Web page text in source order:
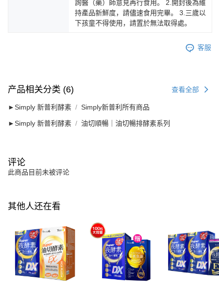
詢醫（藥）師意見再行食用。 2.開封後為維
持產品新鮮度，請儘速食用完畢。 3.三歲以
下孩童不得使用，請置於無法取得處。
客服
产品相关分类 (6) 查看全部
►Simply 新普利酵素 Simply新普利所有商品
►Simply 新普利酵素 油切順暢｜油切暢排酵素系列
评论
此商品目前未被评论
其他人还在看